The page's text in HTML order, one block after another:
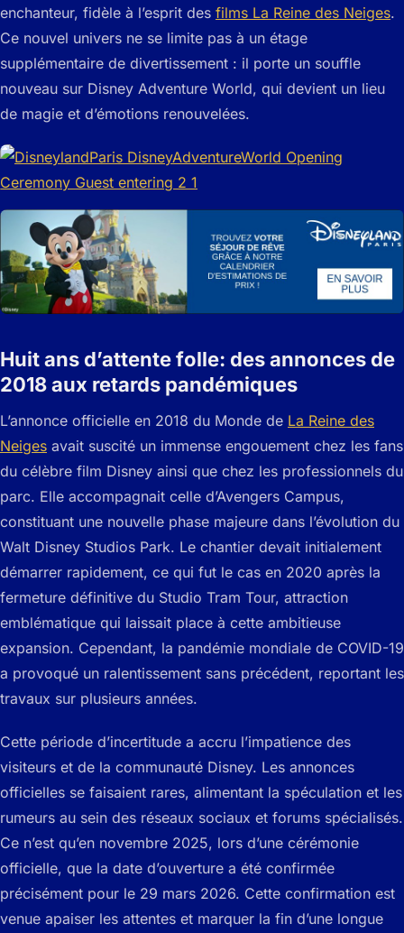
enchanteur, fidèle à l’esprit des films La Reine des Neiges.
Ce nouvel univers ne se limite pas à un étage
supplémentaire de divertissement : il porte un souffle
nouveau sur Disney Adventure World, qui devient un lieu
de magie et d’émotions renouvelées.
Huit ans d’attente folle: des annonces de
2018 aux retards pandémiques
L’annonce officielle en 2018 du Monde de La Reine des
Neiges avait suscité un immense engouement chez les fans
du célèbre film Disney ainsi que chez les professionnels du
parc. Elle accompagnait celle d’Avengers Campus,
constituant une nouvelle phase majeure dans l’évolution du
Walt Disney Studios Park. Le chantier devait initialement
démarrer rapidement, ce qui fut le cas en 2020 après la
fermeture définitive du Studio Tram Tour, attraction
emblématique qui laissait place à cette ambitieuse
expansion. Cependant, la pandémie mondiale de COVID-19
a provoqué un ralentissement sans précédent, reportant les
travaux sur plusieurs années.
Cette période d’incertitude a accru l’impatience des
visiteurs et de la communauté Disney. Les annonces
officielles se faisaient rares, alimentant la spéculation et les
rumeurs au sein des réseaux sociaux et forums spécialisés.
Ce n’est qu’en novembre 2025, lors d’une cérémonie
officielle, que la date d’ouverture a été confirmée
précisément pour le 29 mars 2026. Cette confirmation est
venue apaiser les attentes et marquer la fin d’une longue